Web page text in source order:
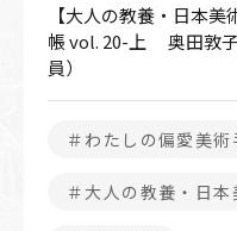
【大人の教養・日本
帳 vol. 20-上 奥田敦
員）
＃わたしの偏愛美術
＃大人の教養・日